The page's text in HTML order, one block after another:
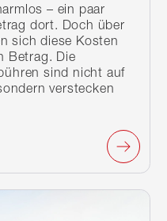
– ein paar
dort. Doch über
sich diese Kosten
Betrag. Die
sind nicht auf
verstecken